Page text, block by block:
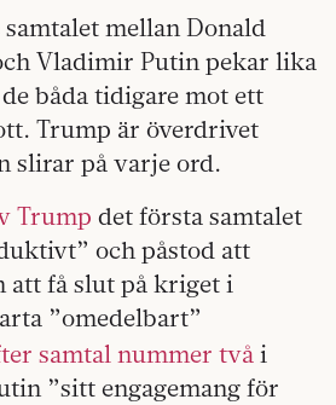
mellan Donald
Vladimir Putin pekar lika
båda tidigare mot ett
Trump är överdrivet
slirar på varje ord.
Trump det första samtalet
och påstod att
att få slut på kriget i
”omedelbart”
samtal nummer två i
”sitt engagemang för